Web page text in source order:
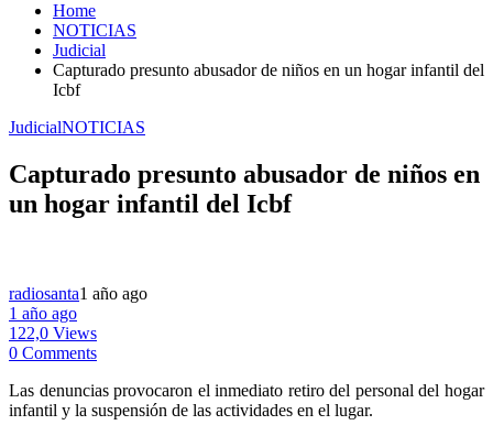
Home
NOTICIAS
Judicial
Capturado presunto abusador de niños en un hogar infantil del
Icbf
JudicialNOTICIAS
Capturado presunto abusador de niños en
un hogar infantil del Icbf
radiosanta1 año ago
1 año ago
122,0 Views
0 Comments
Las denuncias provocaron el inmediato retiro del personal del hogar
infantil y la suspensión de las actividades en el lugar.